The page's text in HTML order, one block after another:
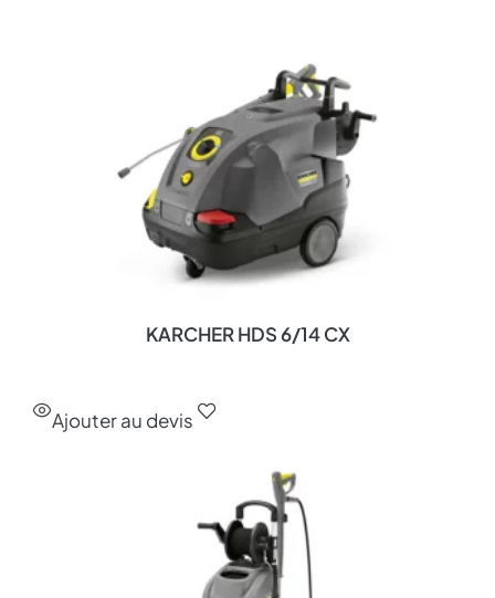
KARCHER HDS 6/14 CX
Ajouter au devis